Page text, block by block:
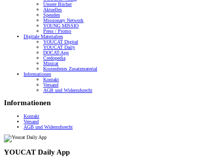
Unsere Bücher
Aktuelles
Spenden
Missionary Network
YOUNG MISSIO
Press / Promo
Digitale Materialien
YOUCAT Digital
YOUCAT Daily
DOCAT-App
Credopedia
Minicat
Kostenfreies Zusatzmaterial
Informationen
Kontakt
Versand
AGB und Widerrufsrecht
Informationen
Kontakt
Versand
AGB und Widerrufsrecht
YOUCAT Daily App